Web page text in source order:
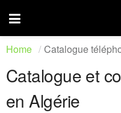
Home Catalogue
Catalogue et
en Algérie